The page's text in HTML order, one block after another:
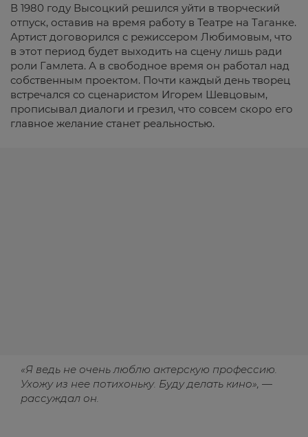
В 1980 году Высоцкий решился уйти в творческий
отпуск, оставив на время работу в Театре на Таганке.
Артист договорился с режиссером Любимовым, что
в этот период будет выходить на сцену лишь ради
роли Гамлета. А в свободное время он работал над
собственным проектом. Почти каждый день творец
встречался со сценаристом Игорем Шевцовым,
прописывал диалоги и грезил, что совсем скоро его
главное желание станет реальностью.
«Я ведь не очень люблю актерскую профессию.
Ухожу из нее потихоньку. Буду делать кино», —
рассуждал он.